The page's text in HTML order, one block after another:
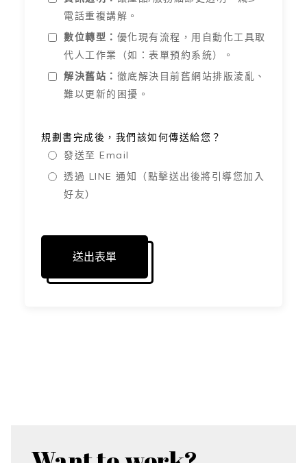
電話重複講解。
數位轉型： 優化現有流程，用自動化工具取
代人工作業（如：表單預約系統）。
解決舊站： 徹底解決目前舊網站排版淩亂、
難以更新的困擾。
規劃書完成後，我們該如何傳送給您？
發送至 Email
透過 LINE 通知（點擊送出後將引導您加入
好友）